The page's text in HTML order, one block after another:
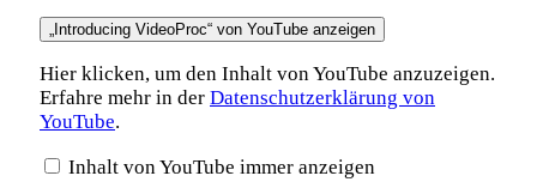
„Introducing VideoProc“ von YouTube anzeigen
Hier klicken, um den Inhalt von YouTube anzuzeigen.
Erfahre mehr in der Datenschutzerklärung von
YouTube.
Inhalt von YouTube immer anzeigen